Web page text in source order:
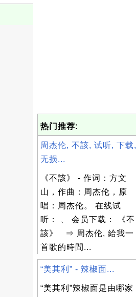
热门推荐:
周杰伦, 不該, 试听, 下载,
无损...
《不該》 - 作词：方文
山，作曲：周杰伦，原
唱：周杰伦。 在线试
听： 、 会员下载： 《不
該》 ⇒ 周杰伦, 給我一
首歌的時間...
“美其利” - 辣椒面...
“美其利”辣椒面是由哪家